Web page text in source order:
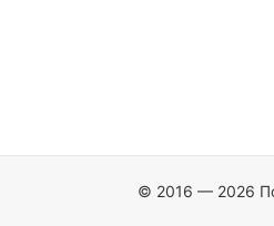
© 2016 — 2026